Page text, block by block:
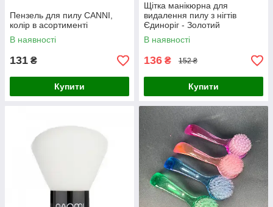
Пензель для пилу CANNI,
колір в асортименті
В наявності
131 ₴
Купити
Щітка манікюрна для
видалення пилу з нігтів
Єдиноріг - Золотий
В наявності
136 ₴ 152 ₴
Купити